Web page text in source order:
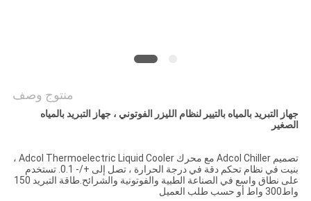
منتوج وصف
جهاز التبريد بالمياه بالتيير لنظام الليزر الفوتوني ، جهاز التبريد بالمياه
الصغير
تصميم Adcol Chiller مع محرك Adcol Thermoelectric Liquid Cooler ،
بنيت في نظام تحكم دقة في درجة الحرارة ، تصل إلى +/- 0.1. تستخدم
على نطاق واسع في الصناعة الطبية والفوتونية والشرائح.طاقة التبريد 150
واط300 واط أو حسب طلب العميل